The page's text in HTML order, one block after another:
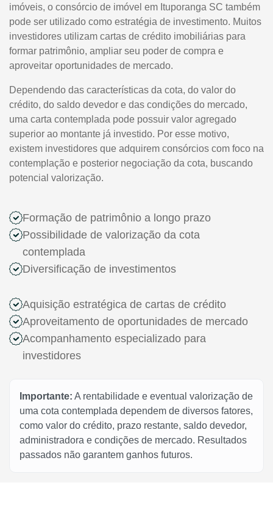
imóveis, o consórcio de imóvel em Ituporanga SC também
pode ser utilizado como estratégia de investimento. Muitos
investidores utilizam cartas de crédito imobiliárias para
formar patrimônio, ampliar seu poder de compra e
aproveitar oportunidades de mercado.
Dependendo das características da cota, do valor do
crédito, do saldo devedor e das condições do mercado,
uma carta contemplada pode possuir valor agregado
superior ao montante já investido. Por esse motivo,
existem investidores que adquirem consórcios com foco na
contemplação e posterior negociação da cota, buscando
potencial valorização.
Formação de patrimônio a longo prazo
Possibilidade de valorização da cota
contemplada
Diversificação de investimentos
Aquisição estratégica de cartas de crédito
Aproveitamento de oportunidades de mercado
Acompanhamento especializado para
investidores
Importante: A rentabilidade e eventual valorização de
uma cota contemplada dependem de diversos fatores,
como valor do crédito, prazo restante, saldo devedor,
administradora e condições de mercado. Resultados
passados não garantem ganhos futuros.